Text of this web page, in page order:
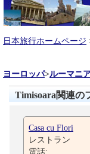
日本旅行ホームページ
ヨーロッパ>ルーマニ
Timisoara関連の
Casa cu Flori
レストラン
電話: